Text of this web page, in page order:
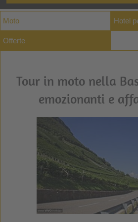
Moto Hotel
Offerte
Tour in moto nella
emozionanti e